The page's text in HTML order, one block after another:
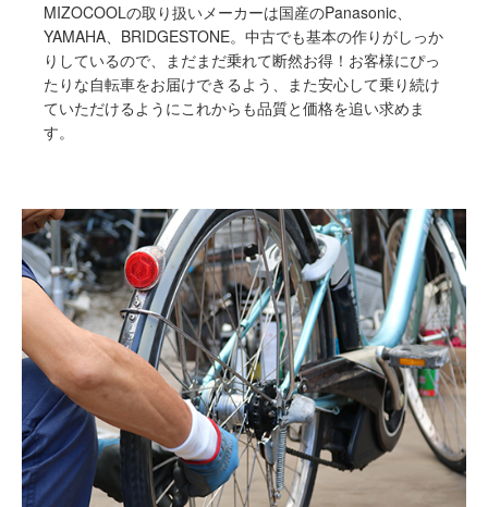
MIZOCOOLの取り扱いメーカーは国産のPanasonic、
YAMAHA、BRIDGESTONE。中古でも基本の作りがしっか
りしているので、まだまだ乗れて断然お得！お客様にぴっ
たりな自転車をお届けできるよう、また安心して乗り続け
ていただけるようにこれからも品質と価格を追い求めま
す。